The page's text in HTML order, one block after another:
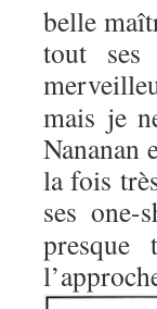
belle
tout ses
mais je
Nananan
la fois
ses